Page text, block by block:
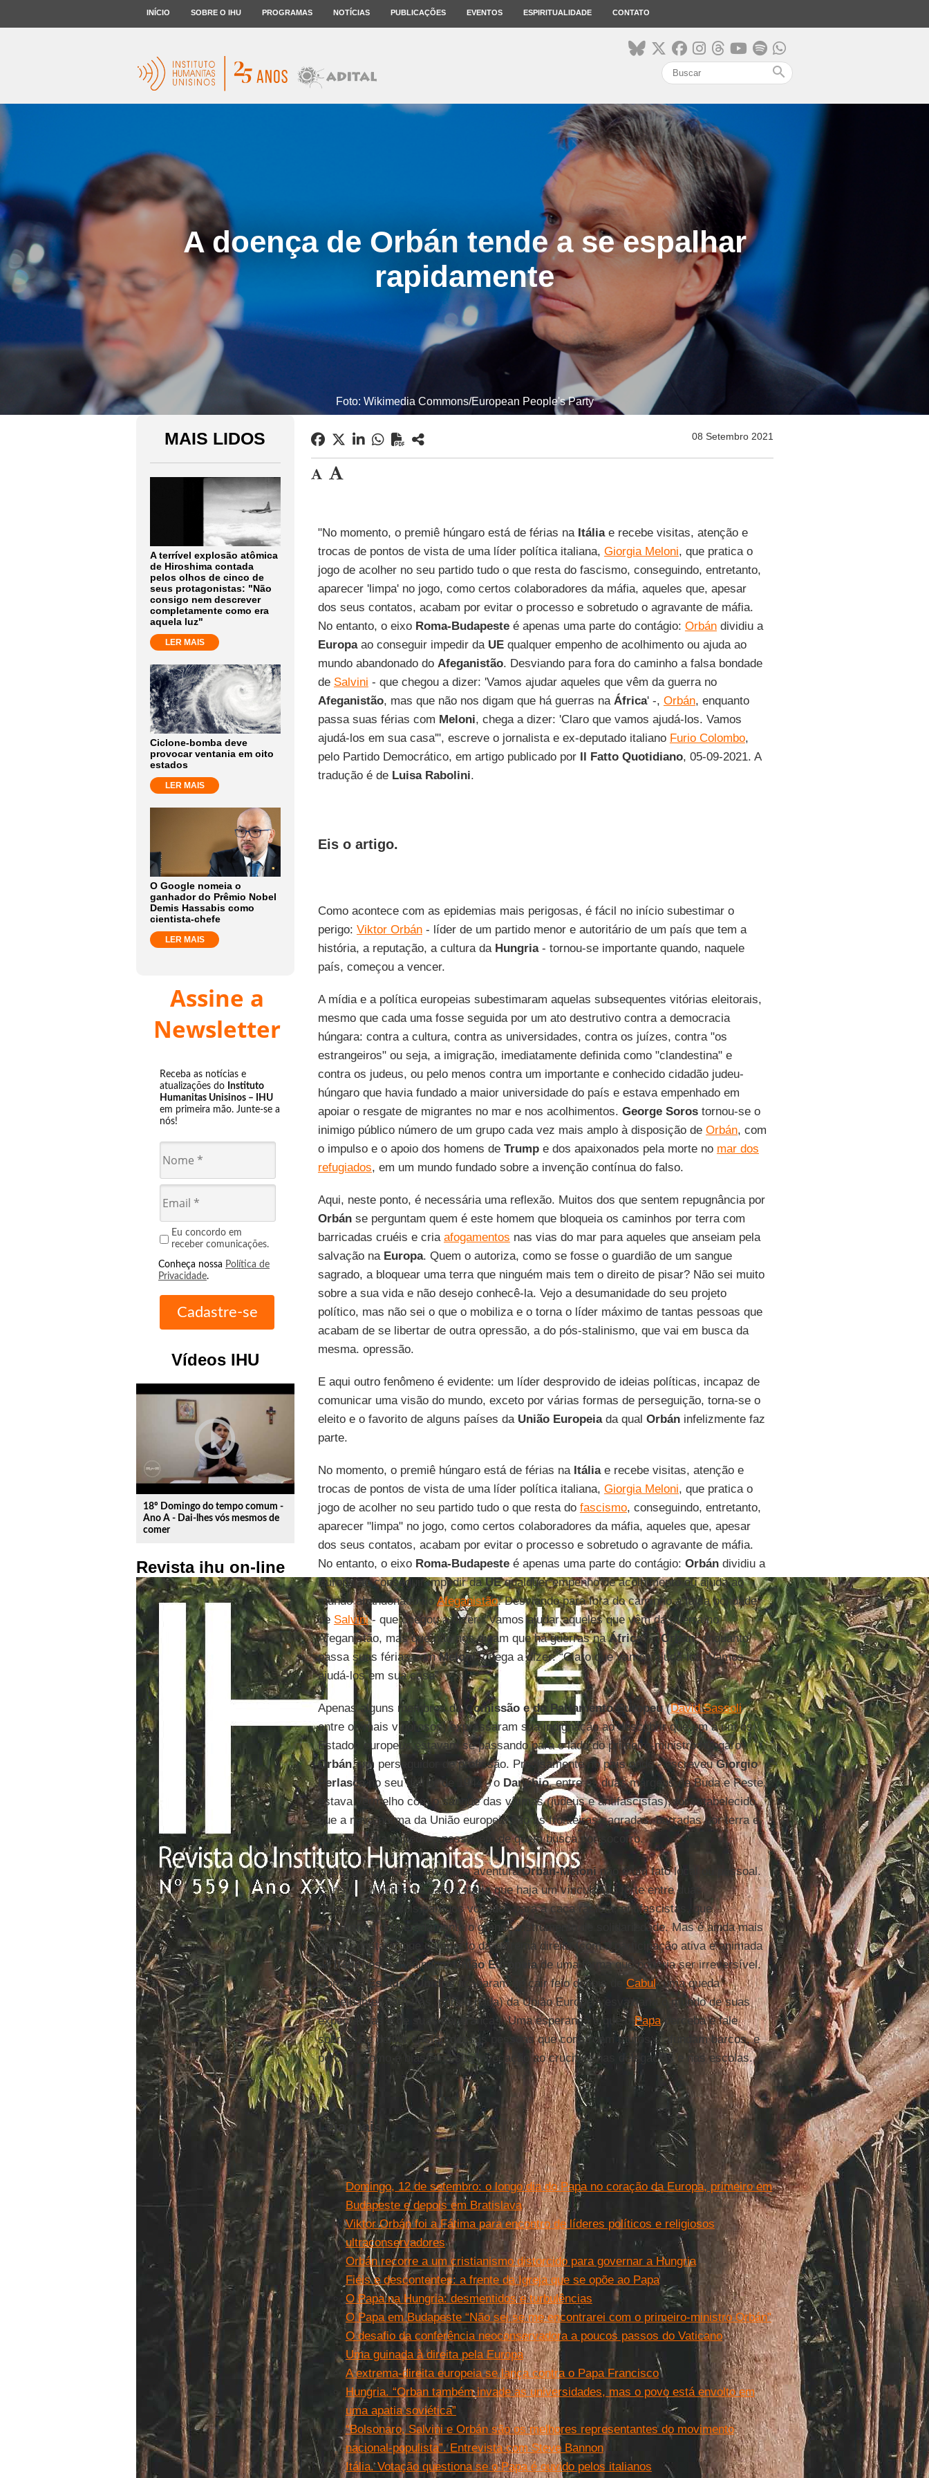
INÍCIO SOBRE O IHU PROGRAMAS NOTÍCIAS PUBLICAÇÕES EVENTOS ESPIRITUALIDADE CONTATO
search
A doença de Orbán tende a se espalhar
rapidamente
Foto: Wikimedia Commons/European People's Party
MAIS LIDOS
A terrível explosão atômica
de Hiroshima contada
pelos olhos de cinco de
seus protagonistas: "Não
consigo nem descrever
completamente como era
aquela luz"
LER MAIS
Ciclone-bomba deve
provocar ventania em oito
estados
LER MAIS
O Google nomeia o
ganhador do Prêmio Nobel
Demis Hassabis como
cientista-chefe
LER MAIS
Assine a
Newsletter
Receba as notícias e
atualizações do Instituto
Humanitas Unisinos – IHU
em primeira mão. Junte-se a
nós!
Eu concordo em
receber comunicações.
Conheça nossa Política de
Privacidade.
Vídeos IHU
play_circle_outline
18º Domingo do tempo comum -
Ano A - Dai-lhes vós mesmos de
comer
Revista ihu on-line
08 Setembro 2021
"No momento, o premiê húngaro está de férias na Itáliae recebe visitas, atenção e
trocas de pontos de vista de uma líder política italiana, Giorgia Meloni, que pratica o
jogo de acolher no seu partido tudo o que resta do fascismo, conseguindo, entretanto,
aparecer 'limpa' no jogo, como certos colaboradores da máfia, aqueles que, apesar
dos seus contatos, acabam por evitar o processo e sobretudo o agravante de máfia.
No entanto, o eixo Roma-Budapesteé apenas uma parte do contágio: Orbándividiu a
Europaao conseguir impedir da UEqualquer empenho de acolhimento ou ajuda ao
mundo abandonado do Afeganistão. Desviando para fora do caminho a falsa bondade
de Salvini - que chegou a dizer: 'Vamos ajudar aqueles que vêm da guerra no
Afeganistão, mas que não nos digam que há guerras na África' -, Orbán, enquanto
passa suas férias com Meloni, chega a dizer: 'Claro que vamos ajudá-los. Vamos
ajudá-los em sua casa'", escreve o jornalista e ex-deputado italiano Furio Colombo,
pelo Partido Democrático, em artigo publicado por Il Fatto Quotidiano, 05-09-2021. A
tradução é de Luisa Rabolini.
Eis o artigo.
Como acontece com as epidemias mais perigosas, é fácil no início subestimar o
perigo: Viktor Orbán- líder de um partido menor e autoritário de um país que tem a
história, a reputação, a cultura da Hungria- tornou-se importante quando, naquele
país, começou a vencer.
A mídia e a política europeias subestimaram aquelas subsequentes vitórias eleitorais,
mesmo que cada uma fosse seguida por um ato destrutivo contra a democracia
húngara: contra a cultura, contra as universidades, contra os juízes, contra "os
estrangeiros" ou seja, a imigração, imediatamente definida como "clandestina" e
contra os judeus, ou pelo menos contra um importante e conhecido cidadão judeu-
húngaro que havia fundado a maior universidade do país e estava empenhado em
apoiar o resgate de migrantes no mar e nos acolhimentos. George Sorostornou-se o
inimigo público número de um grupo cada vez mais amplo à disposição de Orbán, com
o impulso e o apoio dos homens de Trumpe dos apaixonados pela morte no mar dos
refugiados, em um mundo fundado sobre a invenção contínua do falso.
Aqui, neste ponto, é necessária uma reflexão. Muitos dos que sentem repugnância por
Orbánse perguntam quem é este homem que bloqueia os caminhos por terra com
barricadas cruéis e cria afogamentos nas vias do mar para aqueles que anseiam pela
salvação na Europa. Quem o autoriza, como se fosse o guardião de um sangue
sagrado, a bloquear uma terra que ninguém mais tem o direito de pisar? Não sei muito
sobre a sua vida e não desejo conhecê-la. Vejo a desumanidade do seu projeto
político, mas não sei o que o mobiliza e o torna o líder máximo de tantas pessoas que
acabam de se libertar de outra opressão, a do pós-stalinismo, que vai em busca da
mesma. opressão.
E aqui outro fenômeno é evidente: um líder desprovido de ideias políticas, incapaz de
comunicar uma visão do mundo, exceto por várias formas de perseguição, torna-se o
eleito e o favorito de alguns países da União Europeiada qual Orbáninfelizmente faz
parte.
No momento, o premiê húngaro está de férias na Itáliae recebe visitas, atenção e
trocas de pontos de vista de uma líder política italiana, Giorgia Meloni, que pratica o
jogo de acolher no seu partido tudo o que resta do fascismo, conseguindo, entretanto,
aparecer "limpa" no jogo, como certos colaboradores da máfia, aqueles que, apesar
dos seus contatos, acabam por evitar o processo e sobretudo o agravante de máfia.
No entanto, o eixo Roma-Budapesteé apenas uma parte do contágio: Orbándividiu a
Europa ao conseguir impedir daUEqualquer empenho de acolhimento ou ajuda ao
mundo abandonado doAfeganistão. Desviando para fora do caminho a falsa bondade
de Salvini- que chegou a dizer: "Vamos ajudar aqueles que vêm da guerra no
Afeganistão, mas que não nos digam que há guerras naÁfrica" -,Orbán, enquanto
passa suas férias comMeloni, chega a dizer: “Claro que vamos ajudá-los. Vamos
ajudá-los em sua casa”.
Apenas alguns membros daComissão e do Parlamento Europeu(David Sassoli
entre os mais vigorosos) expressaram sua indignação ao descobrir que um a um os
Estados europeus estavam se passando para o lado do primeiro-ministro húngaro
Orbán, um perseguidor de profissão. Precisamente no país onde - escreveuGiorgio
Perlascano seu diário, de 1944 - o Danúbio, entre as duas margens de Buda e Peste,
estava vermelho com o sangue das vítimas (judeus e antifascistas), foi estabelecido
que a nova norma da União europeia são as fronteiras sagradas, barradas por terra e
por mar, para impedir a passagem de quem busca por socorro.
Neste ponto, está claro que a aventuraOrbán-Meloninão é um fato local ou pessoal.
É triste e humilhante para aItáliaque haja um vínculo tão forte entre duas
personagens e dois partidos voltados para a caça racista, antifascistas, que
amputaram deliberadamente o grande instrumento de solidariedade. Mas é ainda mais
grave constatar que o impacto da extrema direita (com a participação ativa e animada
daItália) está dividindo a União Europeiade uma forma que poderia ser irreversível.
Como osEstados Unidosacabaram de cair feio depois de Cabul, uma queda
semelhante (para trás, para o nada) da União Europeia esvaziaria o mundo de suas
expectativas e de suas esperanças. Uma esperança é que oPapaperceba e fale
sobre o se definir cristão dessas pessoas que constroem muros e afundam barcos, e
perceba como é blasfema sua invocação ao crucifixo nas delegacias e nas escolas.
Leia mais
Domingo, 12 de setembro: o longo dia do Papa no coração da Europa, primeiro em
Budapeste e depois em Bratislava
Viktor Orbán foi a Fátima para encontro de líderes políticos e religiosos
ultraconservadores
Orbán recorre a um cristianismo distorcido para governar a Hungria
Fiéis e descontentes: a frente da Igreja que se opõe ao Papa
O Papa na Hungria: desmentidos e turbulências
O Papa em Budapeste “Não sei se me encontrarei com o primeiro-ministro Orbán”
O desafio da conferência neoconservadora a poucos passos do Vaticano
Uma guinada à direita pela Europa
A extrema-direita europeia se lança contra o Papa Francisco
Hungria. “Orban também invade as universidades, mas o povo está envolto em
uma apatia soviética”
“Bolsonaro, Salvini e Orbán são os melhores representantes do movimento
nacional-populista”. Entrevista com Steve Bannon
Itália. Votação questiona se o Papa é ouvido pelos italianos